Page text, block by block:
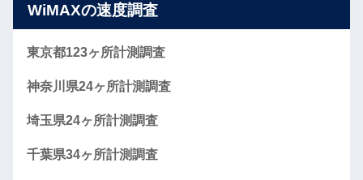
WiMAXの速度調査
東京都123ヶ所計測調査
神奈川県24ヶ所計測調査
埼玉県24ヶ所計測調査
千葉県34ヶ所計測調査